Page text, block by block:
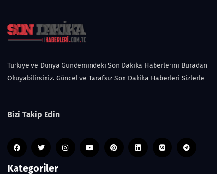
Türkiye ve Dünya Gündemindeki Son Dakika Haberlerini Buradan
Okuyabilirsiniz. Güncel ve Tarafsız Son Dakika Haberleri Sizlerle
Bizi Takip Edin
Kategoriler